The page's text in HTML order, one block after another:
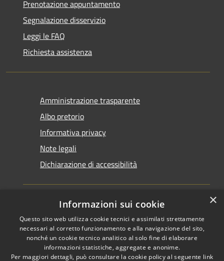
Prenotazione appuntamento
Segnalazione disservizio
Leggi le FAQ
Richiesta assistenza
Amministrazione trasparente
Albo pretorio
Informativa privacy
Note legali
Dichiarazione di accessibilità
RSS
Accessibilità
Copyright © 2026 • Comune di
Santarcangelo di Romagna •
Powered byMunicipium
×
Informazioni sui cookie
Questo sito web utilizza cookie tecnici e assimilati strettamente
necessari al corretto funzionamento e alla navigazione del sito,
nonché un cookie tecnico analitico al solo fine di elaborare
informazioni statistiche, aggregate e anonime.
Per maggiori dettagli, può consultare la cookie policy al seguente link